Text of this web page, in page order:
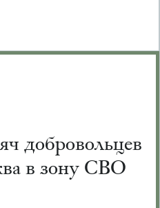
добровольцев
в зону СВО